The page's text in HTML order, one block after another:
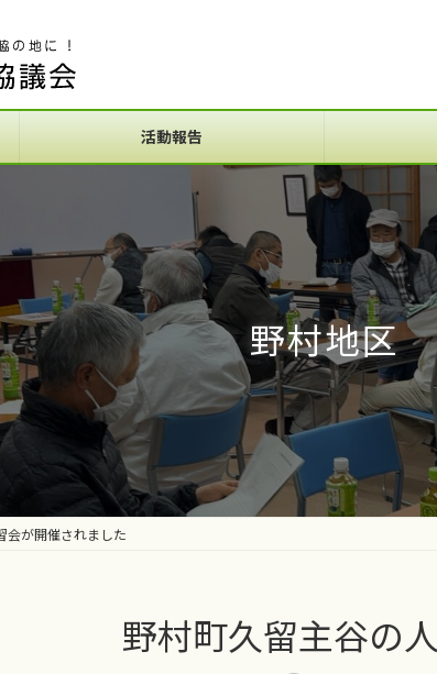
活動報告
野村地区
会が開催されました
野村町久留主谷の